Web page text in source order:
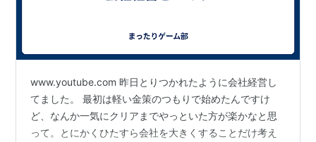
www.youtube.com 昨日とりつかれたように会社経営し
てました。 最初は軽い金策のつもりで始めたんですけ
ど、なんか一気にクリアまでやっといた方が楽かなと思
って。とにかくひたすら会社を大きくすることだけ考え